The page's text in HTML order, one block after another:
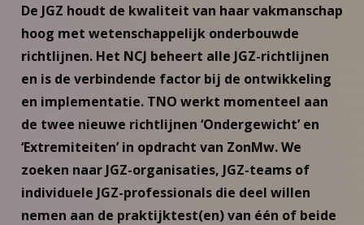
De JGZ houdt de kwaliteit van haar vakmanschap
hoog met wetenschappelijk onderbouwde
richtlijnen. Het NCJ beheert alle JGZ-richtlijnen
en is de verbindende factor bij de ontwikkeling
en implementatie. TNO werkt momenteel aan
de twee nieuwe richtlijnen ‘Ondergewicht’ en
‘Extremiteiten’ in opdracht van ZonMw. We
zoeken naar JGZ-organisaties, JGZ-teams of
individuele JGZ-professionals die deel willen
nemen aan de praktijktest(en) van één of beide